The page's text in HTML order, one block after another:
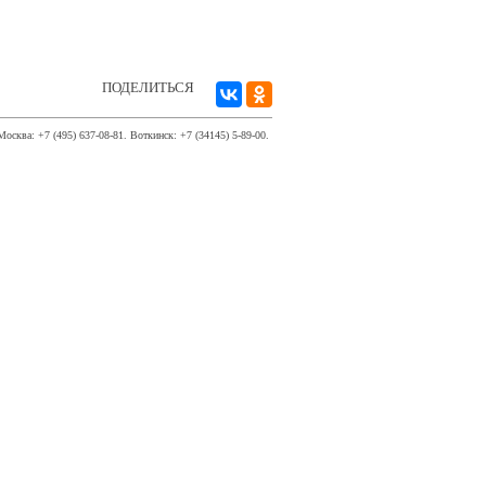
ПОДЕЛИТЬСЯ
+7 (495) 637-08-81. Воткинск: +7 (34145) 5-89-00.